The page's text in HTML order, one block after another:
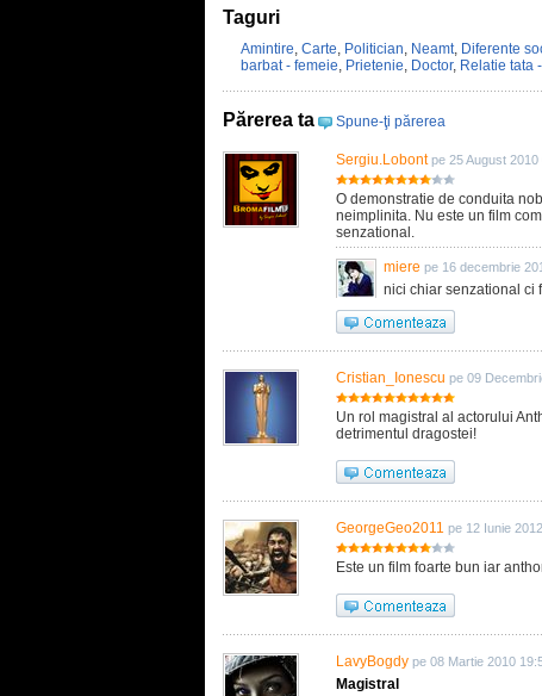
Taguri
Amintire, Carte, Politician, Neamt, Diferente
barbat - femeie, Prietenie, Doctor, Relatie tata
Părerea ta Spune-ţi părerea
Sergiu.Lobont pe 25 August 2010
O demonstratie de conduita
neimplinita. Nu este un film
senzational.
miere pe 16 decembrie
nici chiar senzational ci
Cristian_Ionescu pe 09
Un rol magistral al actorului
detrimentul dragostei!
GeorgeGeo2011 pe 12 Iunie
Este un film foarte bun iar
LavyBogdy pe 08 Martie 2010
Magistral